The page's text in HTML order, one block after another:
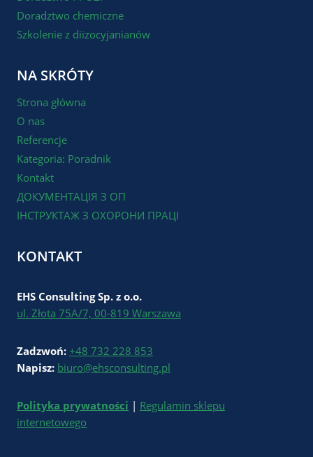
Doradztwo chemiczne
Szkolenie z diizocyjanianów
NA SKRÓTY
Strona główna
O nas
Referencje
Kategoria: Poradnik
Kontakt
ДОКУМЕНТАЦІЯ З ОП
ІНСТРУКТАЖ З ОХОРОНИ ПРАЦІ
KONTAKT
EHS Consulting Sp. z o.o.
ul. Złota 75A/7, 00-819 Warszawa
Zadzwoń: +48 732 228 853
Napisz: biuro@ehsconsulting.pl
Polityka prywatności | Regulamin sklepu
internetowego